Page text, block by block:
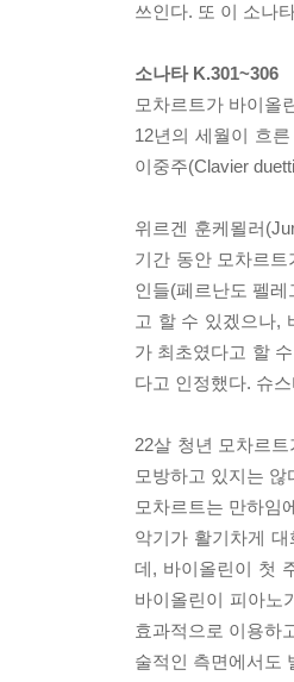
쓰인다. 또 이 소나
소나타 K.301~306
모차르트가 바이올
12년의 세월이 흐
이중주(Clavier
위르겐 훈케묄러
기간 동안 모차르트
인들(페르난도 펠
고 할 수 있겠으나,
가 최초였다고 할
다고 인정했다. 슈
22살 청년 모차르
모방하고 있지는
모차르트는 만하임
악기가 활기차게
데, 바이올린이 첫
바이올린이 피아노
효과적으로 이용하
술적인 측면에서도